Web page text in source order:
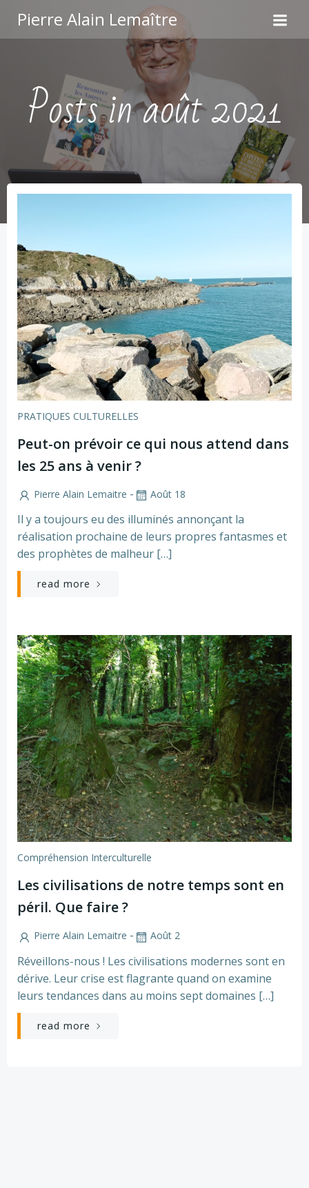
au
contenu
Pierre Alain Lemaître
Posts in août 2021
PRATIQUES CULTURELLES
Peut-on prévoir ce qui nous attend dans
les 25 ans à venir ?
Pierre Alain Lemaitre - Août 18
Il y a toujours eu des illuminés annonçant la
réalisation prochaine de leurs propres fantasmes et
des prophètes de malheur […]
read more
Compréhension Interculturelle
Les civilisations de notre temps sont en
péril. Que faire ?
Pierre Alain Lemaitre - Août 2
Réveillons-nous ! Les civilisations modernes sont en
dérive. Leur crise est flagrante quand on examine
leurs tendances dans au moins sept domaines […]
read more